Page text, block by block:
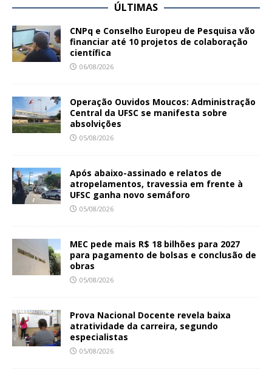
ÚLTIMAS
CNPq e Conselho Europeu de Pesquisa vão
financiar até 10 projetos de colaboração
científica
06/08/2026
Operação Ouvidos Moucos: Administração
Central da UFSC se manifesta sobre
absolvições
05/08/2026
Após abaixo-assinado e relatos de
atropelamentos, travessia em frente à
UFSC ganha novo semáforo
05/08/2026
MEC pede mais R$ 18 bilhões para 2027
para pagamento de bolsas e conclusão de
obras
05/08/2026
Prova Nacional Docente revela baixa
atratividade da carreira, segundo
especialistas
05/08/2026